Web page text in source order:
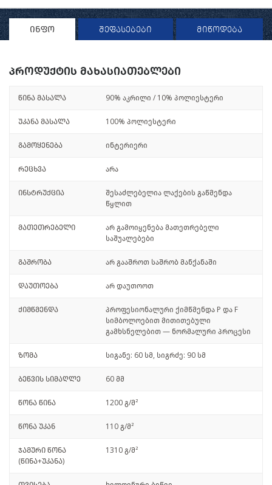
ინფო შეფასებები მიწოდება
პროდუქტის მახასიათებლები
წინა მასალა 90% აკრილი / 10% პოლიესტერი
უკანა მასალა 100% პოლიესტერი
გამოყენება ინტერიერი
რეცხვა არა
ინსტრუქცია
შესაძლებელია ლაქების გაწმენდა
წყლით
მათეთრებელი
არ გამოიყენება მათეთრებელი
საშუალებები
გაშრობა არ გააშროთ საშრობ მანქანაში
დაუთოება არ დაუთოოთ
ქიმწმენდა
პროფესიონალური ქიმწმენდა P და F
სიმბოლოებით მითითებული
გამხსნელებით — ნორმალური პროცესი
ზომა სიგანე: 60 სმ, სიგრძე: 90 სმ
ბეწვის სიმაღლე 60 მმ
წონა წინა 1200 გ/მ²
წონა უკან 110 გ/მ²
ჯამური წონა
(წინა+უკანა)
1310 გ/მ²